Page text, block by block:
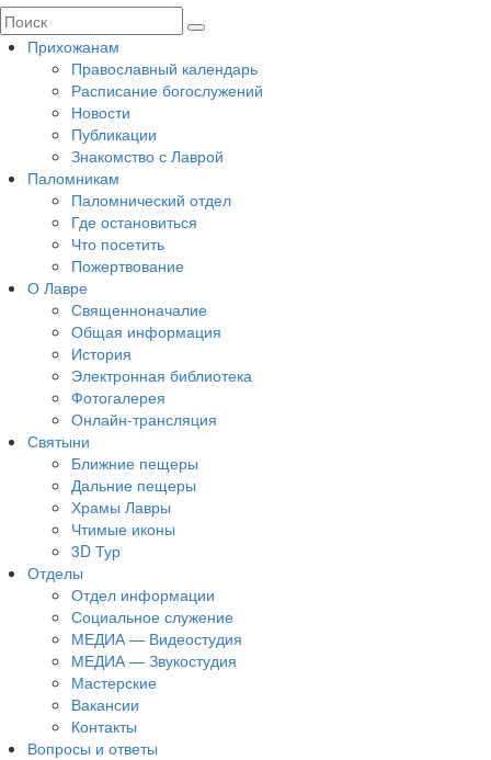
Прихожанам
Православный календарь
Расписание богослужений
Новости
Публикации
Знакомство с Лаврой
Паломникам
Паломнический отдел
Где остановиться
Что посетить
Пожертвование
О Лавре
Священноначалие
Общая информация
История
Электронная библиотека
Фотогалерея
Онлайн-трансляция
Святыни
Ближние пещеры
Дальние пещеры
Храмы Лавры
Чтимые иконы
3D Тур
Отделы
Отдел информации
Социальное служение
МЕДИА — Видеостудия
МЕДИА — Звукостудия
Мастерские
Вакансии
Контакты
Вопросы и ответы